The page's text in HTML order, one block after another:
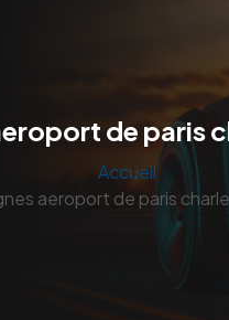
de paris
Accueil
aeroport de paris